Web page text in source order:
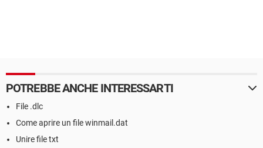
POTREBBE ANCHE INTERESSARTI
File .dlc
Come aprire un file winmail.dat
Unire file txt